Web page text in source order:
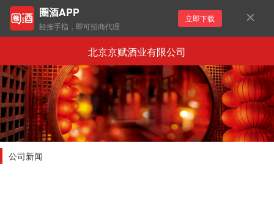
圈酒APP
轻按手指，即可招商代理
立即下载
北京京赋酒业有限公司
公司新闻